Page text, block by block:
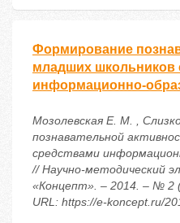
Формирование
младших школьников
информационно-
Мозолевская Е. М. ,
познавательной
средствами
// Научно-методический
«Концепт». – 2014. – № 2
URL: https://e-koncept.ru/